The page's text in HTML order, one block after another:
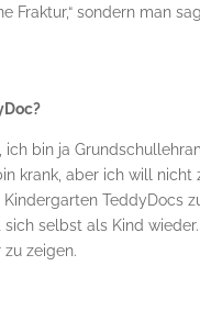
Fraktur,“ sondern man
ich bin ja
krank, aber ich will
TeddyDocs
selbst als Kind
zeigen.